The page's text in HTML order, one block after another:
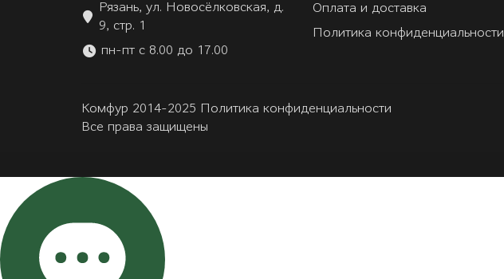
Рязань, ул. Новосёлковская, д.
9, стр. 1
пн-пт с 8.00 до 17.00
Оплата и доставка
Политика конфиденциальности
Комфур 2014-2025 Политика конфиденциальности
Все права защищены